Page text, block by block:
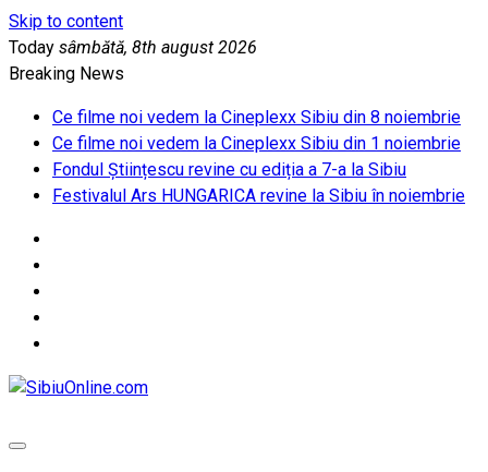
Skip to content
Today sâmbătă, 8th august 2026
Breaking News
Ce filme noi vedem la Cineplexx Sibiu din 8 noiembrie
Ce filme noi vedem la Cineplexx Sibiu din 1 noiembrie
Fondul Științescu revine cu ediția a 7-a la Sibiu
Festivalul Ars HUNGARICA revine la Sibiu în noiembrie